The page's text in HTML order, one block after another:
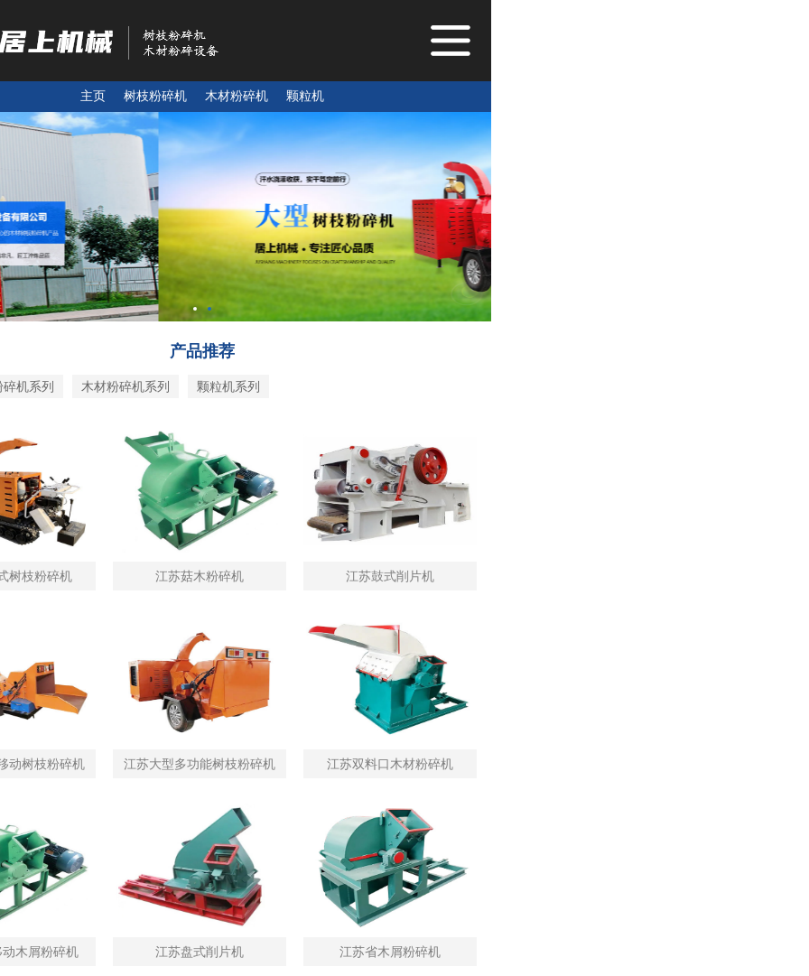
主页 树枝粉碎机 木材粉碎机 颗粒机
产品推荐
机系列 木材粉碎机系列 颗粒机系列
树枝粉碎机 江苏菇木粉碎机 江苏鼓式削片机
动树枝粉碎机 江苏大型多功能树枝粉碎机 江苏双料口木材粉碎机
木屑粉碎机 江苏盘式削片机 江苏省木屑粉碎机